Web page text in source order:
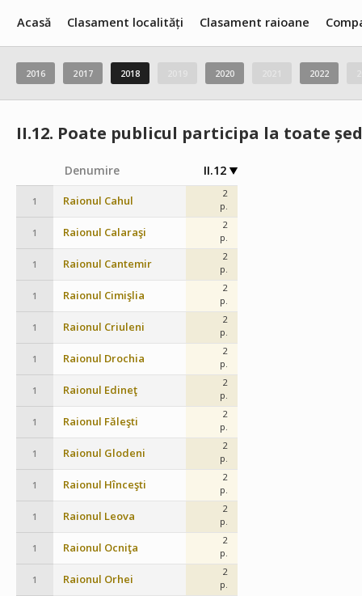
Acasă Clasament localități Clasament raioane
2016 2017 2018 2020 2022
II.12. Poate publicul participa la toate
Denumire II.12
1 Raionul Cahul
2
p.
1 Raionul Calaraşi
2
p.
1 Raionul Cantemir
2
p.
1 Raionul Cimişlia
2
p.
1 Raionul Criuleni
2
p.
1 Raionul Drochia
2
p.
1 Raionul Edineţ
2
p.
1 Raionul Făleşti
2
p.
1 Raionul Glodeni
2
p.
1 Raionul Hînceşti
2
p.
1 Raionul Leova
2
p.
1 Raionul Ocniţa
2
p.
1 Raionul Orhei
2
p.